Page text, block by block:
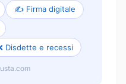
✍️ Firma digitale
Disdette e recessi